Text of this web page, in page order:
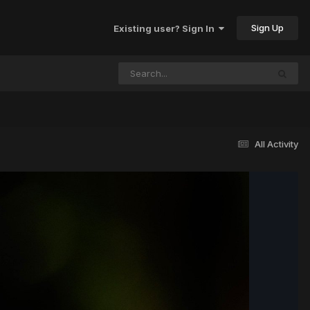
Existing user? Sign In Sign Up
All Activity